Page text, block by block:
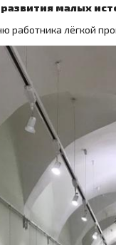
малых
работника лёгкой